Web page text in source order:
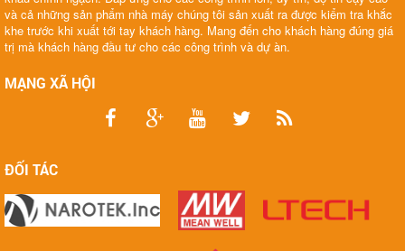
và cả những sản phẩm nhà máy chúng tôi sản xuất ra được kiểm tra khắc
khe trước khi xuất tới tay khách hàng. Mang đến cho khách hàng đúng giá
trị mà khách hàng đầu tư cho các công trình và dự àn.
MẠNG XÃ HỘI
ĐỐI TÁC